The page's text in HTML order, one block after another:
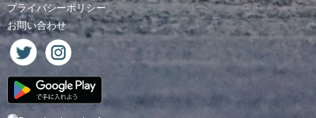
プライバシーポリシー
お問い合わせ